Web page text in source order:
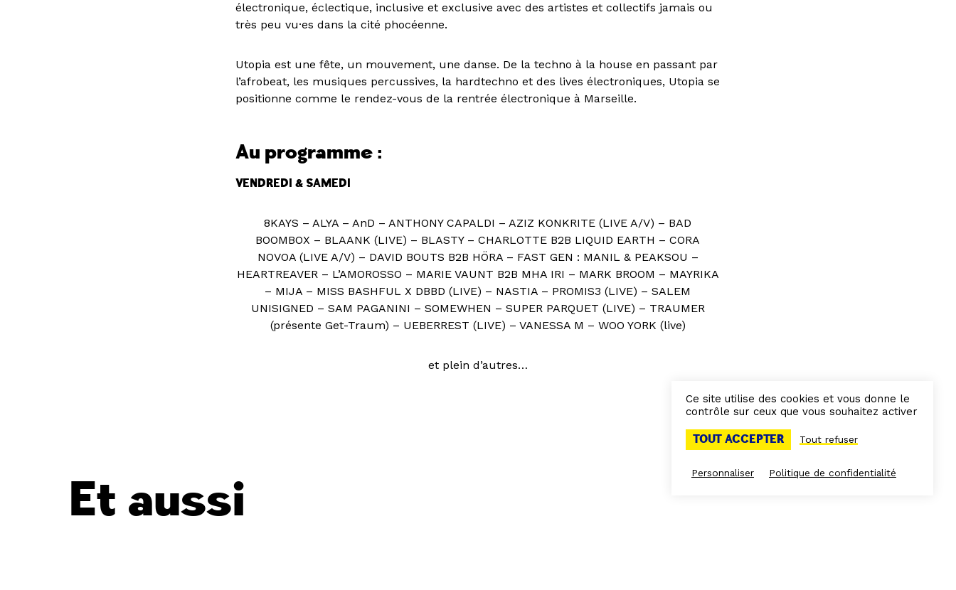
électronique, éclectique, inclusive et exclusive avec des artistes et collectifs jamais ou
très peu vu·es dans la cité phocéenne.
Utopia est une fête, un mouvement, une danse. De la techno à la house en passant par
l’afrobeat, les musiques percussives, la hardtechno et des lives électroniques, Utopia se
positionne comme le rendez-vous de la rentrée électronique à Marseille.
Au programme :
VENDREDI & SAMEDI
8KAYS – ALYA – AnD – ANTHONY CAPALDI – AZIZ KONKRITE (LIVE A/V) – BAD
BOOMBOX – BLAANK (LIVE) – BLASTY – CHARLOTTE B2B LIQUID EARTH – CORA
NOVOA (LIVE A/V) – DAVID BOUTS B2B HÖRA – FAST GEN : MANIL & PEAKSOU –
HEARTREAVER – L’AMOROSSO – MARIE VAUNT B2B MHA IRI – MARK BROOM – MAYRIKA
– MIJA – MISS BASHFUL X DBBD (LIVE) – NASTIA – PROMIS3 (LIVE) – SALEM
UNISIGNED – SAM PAGANINI – SOMEWHEN – SUPER PARQUET (LIVE) – TRAUMER
(présente Get-Traum) – UEBERREST (LIVE) – VANESSA M – WOO YORK (live)
et plein d’autres…
Et aussi
Ce site utilise des cookies et vous donne le
contrôle sur ceux que vous souhaitez activer
TOUT ACCEPTER Tout refuser
Personnaliser Politique de confidentialité